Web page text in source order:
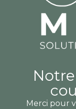
Merci pour